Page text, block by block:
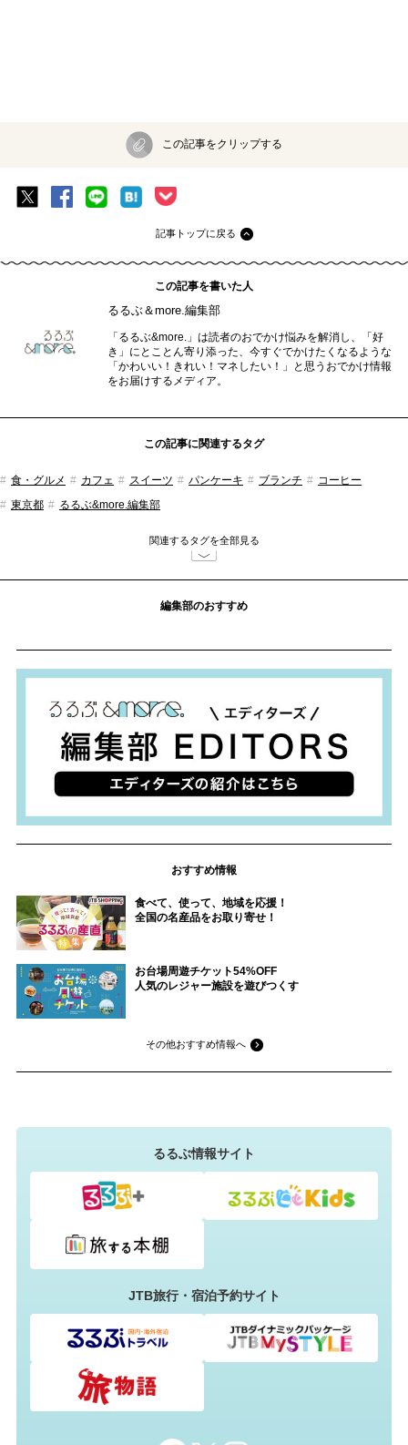
この記事をクリップする
記事トップに戻る
この記事を書いた人
るるぶ＆more.編集部
「るるぶ&more.」は読者のおでかけ悩みを解消し、「好
き」にとことん寄り添った、今すぐでかけたくなるような
「かわいい！きれい！マネしたい！」と思うおでかけ情報
をお届けするメディア。
この記事に関連するタグ
食・グルメ カフェ スイーツ パンケーキ ブランチ
コーヒー
東京都
るるぶ&more.編集部
関連するタグを全部見る
編集部のおすすめ
おすすめ情報
食べて、使って、地域を応援！
全国の名産品をお取り寄せ！
お台場周遊チケット54%OFF
人気のレジャー施設を遊びつくす
その他おすすめ情報へ
るるぶ情報サイト
JTB旅行・宿泊予約サイト